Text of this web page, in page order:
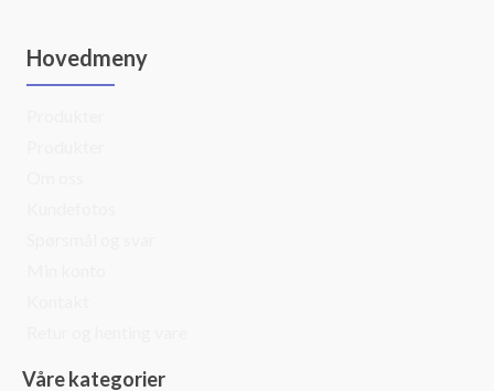
Hovedmeny
Våre kategorier